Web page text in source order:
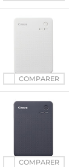
COMPARER
COMPARER